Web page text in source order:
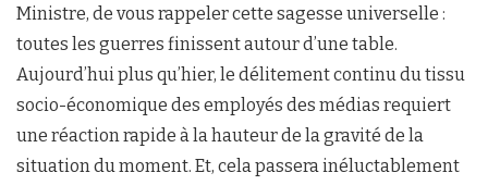
Ministre, de vous rappeler cette sagesse universelle :
toutes les guerres finissent autour d’une table.
Aujourd’hui plus qu’hier, le délitement continu du tissu
socio-économique des employés des médias requiert
une réaction rapide à la hauteur de la gravité de la
situation du moment. Et, cela passera inéluctablement